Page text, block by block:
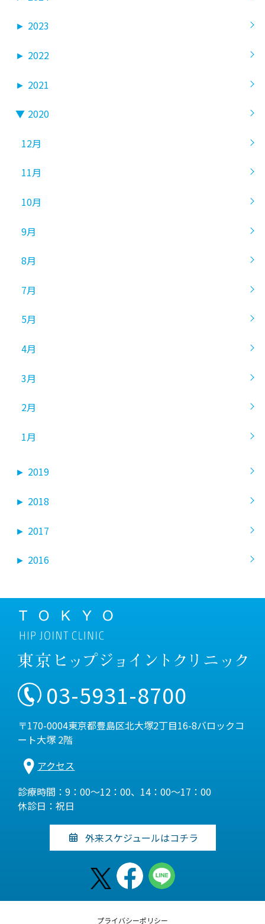
► 2023
► 2022
► 2021
▼ 2020
12月
11月
10月
9月
8月
7月
5月
4月
3月
2月
1月
► 2019
► 2018
► 2017
► 2016
03-5931-8700
〒170-0004東京都豊島区北大塚2丁目16-8バロックコ
ート大塚 2階
アクセス
診療時間：9：00～12：00、14：00～17：00
休診日：祝日
外来スケジュールはコチラ
プライバシーポリシー